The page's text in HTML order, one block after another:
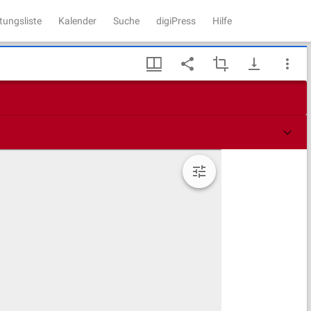
Kalender Suche digiPress Hilfe